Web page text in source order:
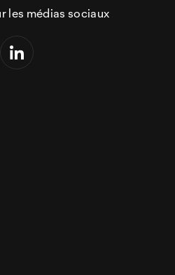
les médias sociaux